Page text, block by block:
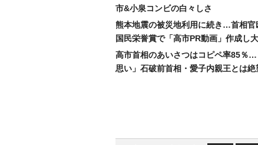
市&小泉コンビの白々しさ
熊本地震の被災地利用に続き…首相官
国民栄誉賞で「高市PR動画」作成し
高市首相のあいさつはコピペ率85％
思い」石破前首相・愛子内親王とは絶